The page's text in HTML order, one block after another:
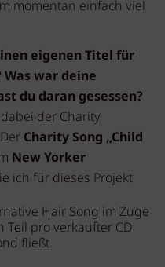
momentan einfach viel
eigenen Titel für
war deine
du daran gesessen?
der Charity
Charity Song „Child
New Yorker
ich für dieses Projekt
Hair Song im Zuge
Teil pro verkaufter CD
fließt.